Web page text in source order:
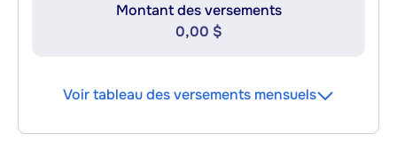
Montant des versements
0,00 $
Voir tableau des versements mensuels